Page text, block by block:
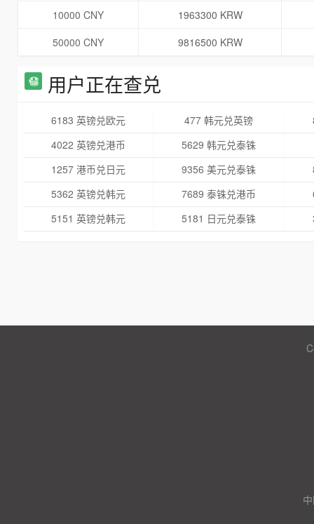
10000 CNY
1963300 KRW
50000 CNY
9816500 KRW
用户正在查兑
6183 英镑兑欧元 477 韩元兑英镑
4022 英镑兑港币
5629 韩元兑泰铢
1257 港币兑日元
9356 美元兑泰铢
5362 英镑兑韩元
7689 泰铢兑港币
5151 英镑兑韩元
5181 日元兑泰铢